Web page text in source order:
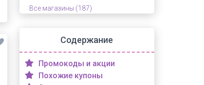
Все магазины (187)
Содержание
Промокоды и акции
Похожие купоны